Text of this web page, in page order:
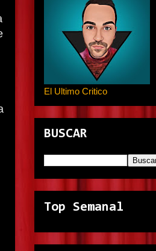
El Ultimo Critico
BUSCAR
Top Semanal